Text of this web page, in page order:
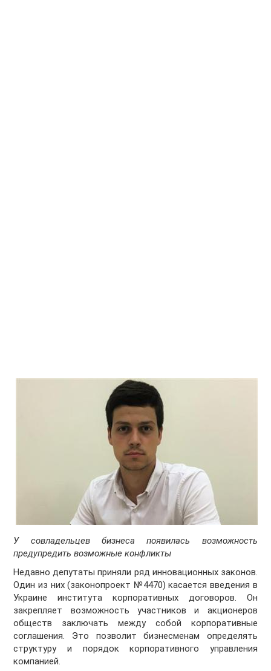
У совладельцев бизнеса появилась возможность
предупредить возможные конфликты
Недавно депутаты приняли ряд инновационных законов.
Один из них (законопроект №4470) касается введения в
Украине института корпоративных договоров. Он
закрепляет возможность участников и акционеров
обществ заключать между собой корпоративные
соглашения. Это позволит бизнесменам определять
структуру и порядок корпоративного управления
компанией.